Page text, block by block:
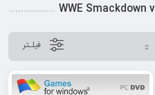
فیلـتر